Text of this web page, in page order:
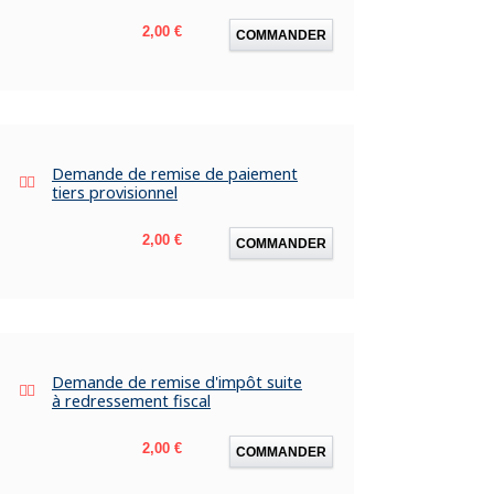
Prix
2,00 € COMMANDER
Demande de remise de paiement
tiers provisionnel
Prix
2,00 € COMMANDER
Demande de remise d'impôt suite
à redressement fiscal
Prix
2,00 € COMMANDER